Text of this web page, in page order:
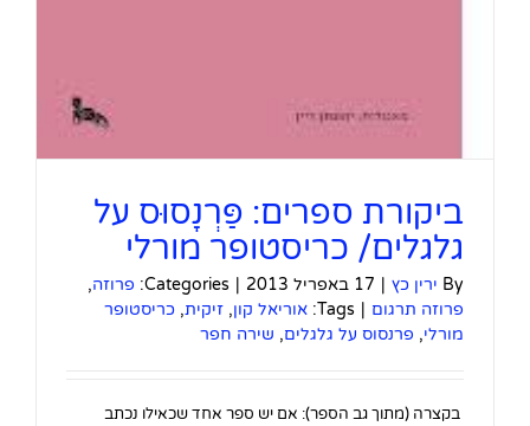
ביקורת ספרים: פַּרְנָסוּס על
גלגלים/ כריסטופר מורלי
By ירין כץ | 17 באפריל 2013 |
Categories: פרוזה,
פרוזה תרגום |
Tags: אוריאל קון, זיקית, כריסטופר
מורלי, פרנסוס על גלגלים, שירה חפר
בקצרה (מתוך גב הספר): אם יש ספר אחד שכאילו נכתב